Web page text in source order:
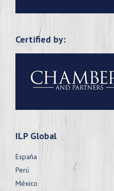
Certified by:
ILP Global
España
Perú
México